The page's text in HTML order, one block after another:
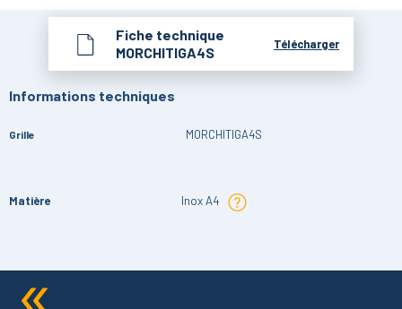
Fiche technique
MORCHITIGA4S
Télécharger
Informations techniques
Grille MORCHITIGA4S
Matière Inox A4